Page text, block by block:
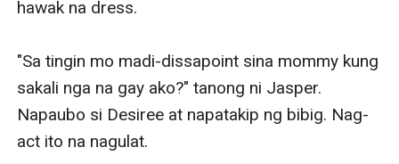
hindi.
Mas prefer ni Jasper ang make up, art at paggawa ng
mga designs kaysa mag-aral ng martial arts at sa
sports. Gusto din ni Jasper na something na cute
hawak na dress.
"Sa tingin mo madi-dissapoint sina mommy kung
sakali nga na gay ako?" tanong ni Jasper.
Napaubo si Desiree at napatakip ng bibig. Nag-
act ito na nagulat.